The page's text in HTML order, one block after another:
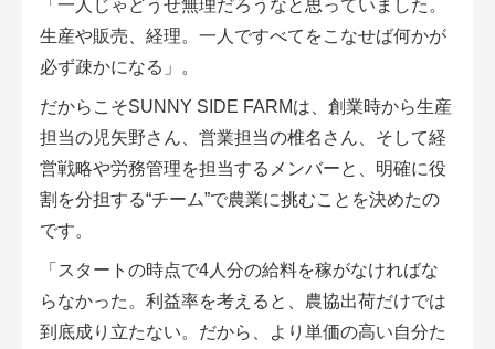
「一人じゃどうせ無理だろうなと思っていました。
生産や販売、経理。一人ですべてをこなせば何かが
必ず疎かになる」。
だからこそSUNNY SIDE FARMは、創業時から生産
担当の児矢野さん、営業担当の椎名さん、そして経
営戦略や労務管理を担当するメンバーと、明確に役
割を分担する“チーム”で農業に挑むことを決めたの
です。
「スタートの時点で4人分の給料を稼がなければな
らなかった。利益率を考えると、農協出荷だけでは
到底成り立たない。だから、より単価の高い自分た